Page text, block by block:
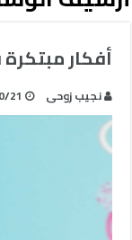
أفكار
نجيب زوحى 21